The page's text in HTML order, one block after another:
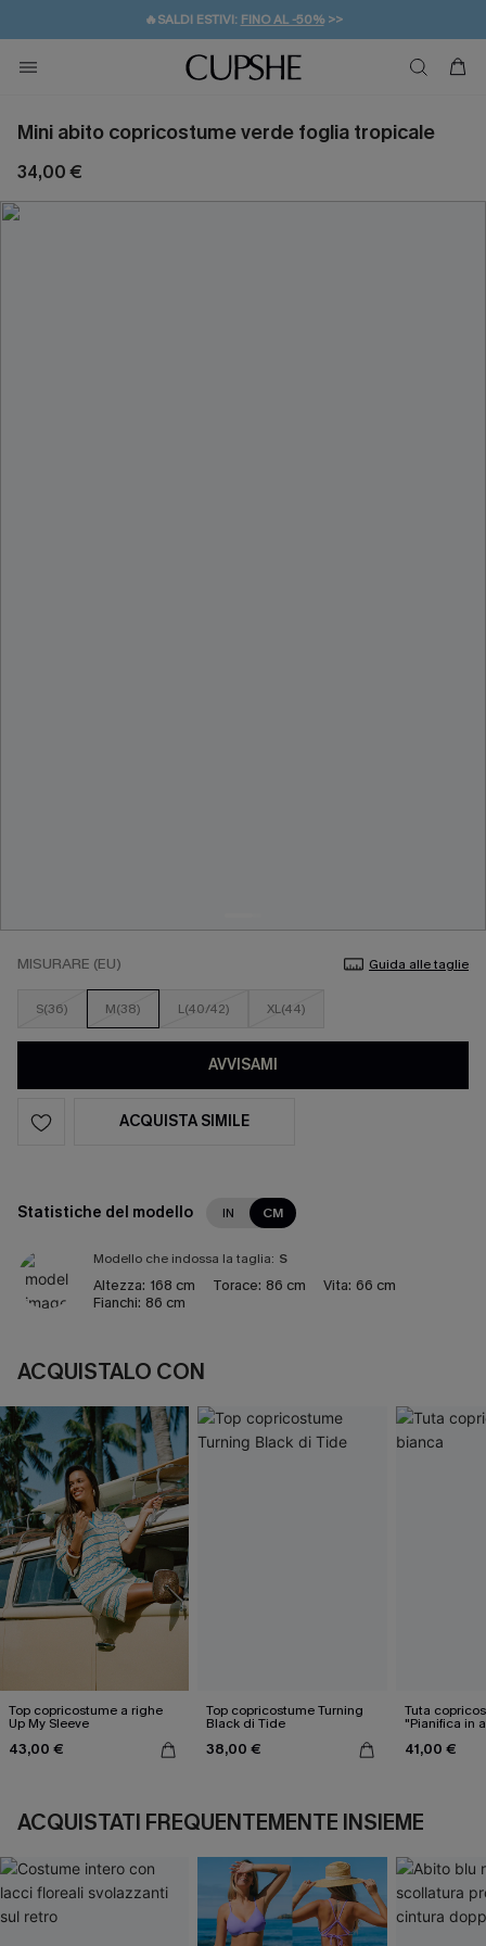
🔥SALDI ESTIVI: FINO AL -50%>>
🚚SPEDIZIONE GRATUITA DA 49€
💌REGALO PER I NUOVI: 20% DI SCONTO*
Mini abito copricostume verde foglia tropicale
34,00 €
MISURARE (EU) Guida alle taglie
S(36) M(38) L(40/42) XL(44)
AVVISAMI
ACQUISTA SIMILE
Statistiche del modello IN CM
Modello che indossa la taglia: S
Altezza: 168 cm Torace: 86 cm Vita: 66 cm
Fianchi: 86 cm
ACQUISTALO CON
Top copricostume a righe
Up My Sleeve
43,00 €
Top copricostume Turning
Black di Tide
38,00 €
Tuta
"Pianifica in
41,00 €
ACQUISTATI FREQUENTEMENTE INSIEME